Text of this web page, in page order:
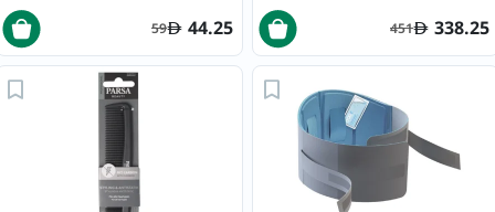
338.25
451
44.25
59